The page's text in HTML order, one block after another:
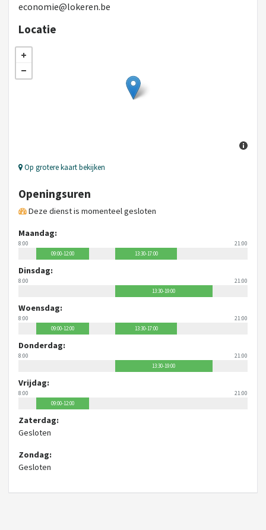
economie@lokeren.be
Locatie
Op grotere kaart bekijken
Openingsuren
Deze dienst is momenteel gesloten
Maandag:
8:00 21:00
09:00-12:00 13:30-17:00
Dinsdag:
8:00 21:00
13:30-19:00
Woensdag:
8:00 21:00
09:00-12:00 13:30-17:00
Donderdag:
8:00 21:00
13:30-19:00
Vrijdag:
8:00 21:00
09:00-12:00
Zaterdag:
Gesloten
Zondag:
Gesloten